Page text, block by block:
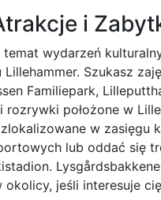
i
temat wydarzeń
Szukasz
Familiepark,
rozrywki położone w
w zasięgu
lub oddać się
okolicy, jeśli interesuje